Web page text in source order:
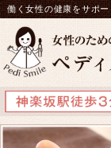
働く女性の健康をサポ